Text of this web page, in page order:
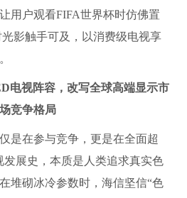
用户观看FIFA世界杯时仿佛置
影触手可及，以消费级电视享
电视阵容，改写全球高端显示市
场竞争格局
是在参与竞争，更是在全面超
发展史，本质是人类追求真实色
堆砌冰冷参数时，海信坚信“色